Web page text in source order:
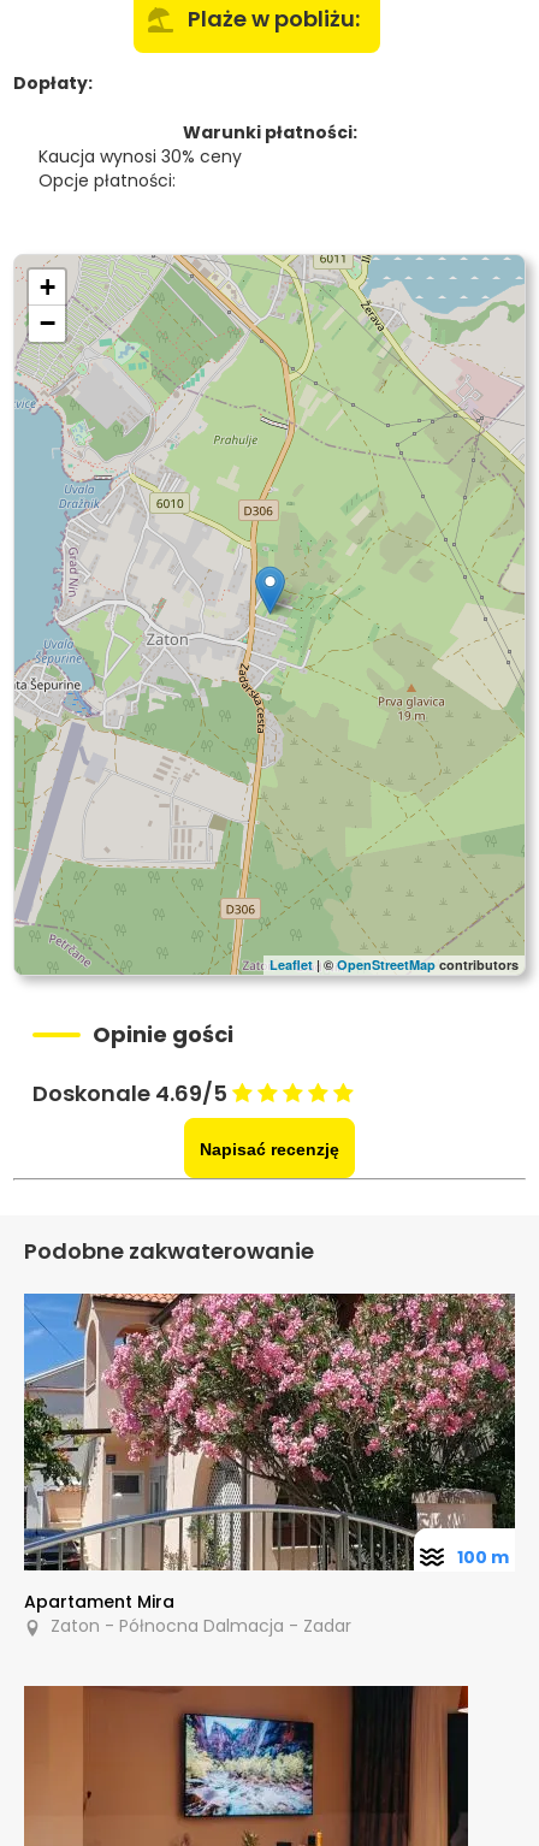
Plaże w pobliżu:
Dopłaty:
Warunki płatności:
Kaucja wynosi 30% ceny
Opcje płatności:
+
−
Leaflet| ©OpenStreetMap contributors
Opinie gości
Doskonale 4.69/5
Napisać recenzję
Podobne zakwaterowanie
Apartament Mira
Zaton - Północna Dalmacja - Zadar
100 m